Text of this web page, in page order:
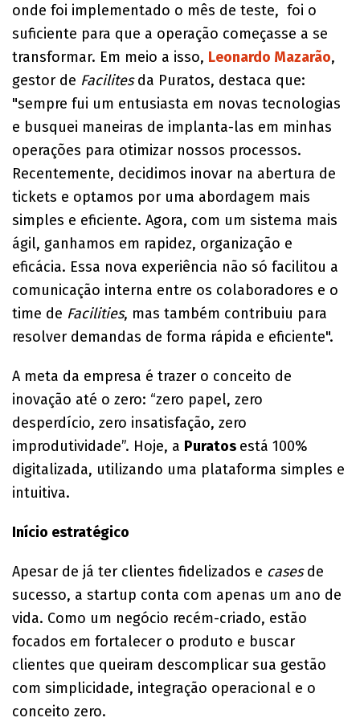
onde foi implementado o mês de teste, foi o
suficiente para que a operação começasse a se
transformar. Em meio a isso, Leonardo Mazarão,
gestor de Facilitesda Puratos, destaca que:
"sempre fui um entusiasta em novas tecnologias
e busquei maneiras de implanta-las em minhas
operações para otimizar nossos processos.
Recentemente, decidimos inovar na abertura de
tickets e optamos por uma abordagem mais
simples e eficiente. Agora, com um sistema mais
ágil, ganhamos em rapidez, organização e
eficácia. Essa nova experiência não só facilitou a
comunicação interna entre os colaboradores e o
time de Facilities, mas também contribuiu para
resolver demandas de forma rápida e eficiente".
A meta da empresa é trazer o conceito de
inovação até o zero: “zero papel, zero
desperdício, zero insatisfação, zero
improdutividade”. Hoje, a Puratos está 100%
digitalizada, utilizando uma plataforma simples e
intuitiva.
Início estratégico
Apesar de já ter clientes fidelizados e casesde
sucesso, a startup conta com apenas um ano de
vida. Como um negócio recém-criado, estão
focados em fortalecer o produto e buscar
clientes que queiram descomplicar sua gestão
com simplicidade, integração operacional e o
conceito zero.